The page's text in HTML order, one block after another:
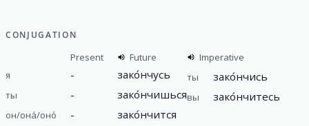
CONJUGATION
Present
Future
я
- зако́нчусь
ты - зако́нчишься
он/она́/оно́ - зако́нчится
Imperative
ты
зако́нчись
вы зако́нчитесь